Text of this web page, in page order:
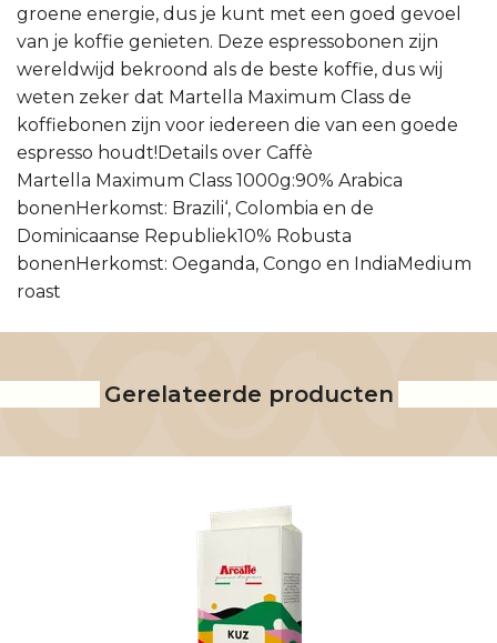
groene energie, dus je kunt met een goed gevoel
van je koffie genieten. Deze espressobonen zijn
wereldwijd bekroond als de beste koffie, dus wij
weten zeker dat Martella Maximum Class de
koffiebonen zijn voor iedereen die van een goede
espresso houdt!Details over Caffè
Martella Maximum Class 1000g:90% Arabica
bonenHerkomst: Brazili‘, Colombia en de
Dominicaanse Republiek10% Robusta
bonenHerkomst: Oeganda, Congo en IndiaMedium
roast
Gerelateerde producten